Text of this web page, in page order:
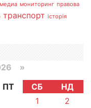
медиа мониторинг правова
транспорт історія
»
ПТ СБ
НД
1
2